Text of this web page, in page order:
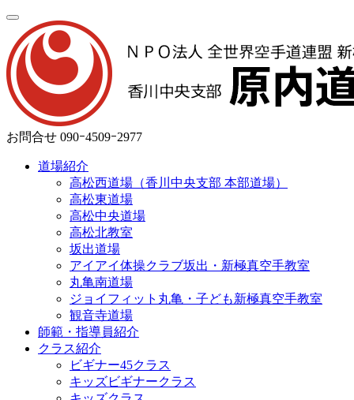
お問合せ 090ｰ4509ｰ2977
道場紹介
高松西道場（香川中央支部 本部道場）
高松東道場
高松中央道場
高松北教室
坂出道場
アイアイ体操クラブ坂出・新極真空手教室
丸亀南道場
ジョイフィット丸亀・子ども新極真空手教室
観音寺道場
師範・指導員紹介
クラス紹介
ビギナー45クラス
キッズビギナークラス